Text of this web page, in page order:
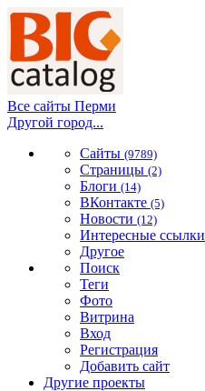
Все сайты Перми
Другой город...
Сайты (9789)
Страницы (2)
Блоги (14)
ВКонтакте (5)
Новости (12)
Интересные ссылки
Другое
Поиск
Теги
Фото
Витрина
Вход
Регистрация
Добавить сайт
Другие проекты